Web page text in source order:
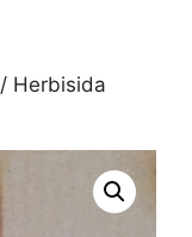
/ Herbisida